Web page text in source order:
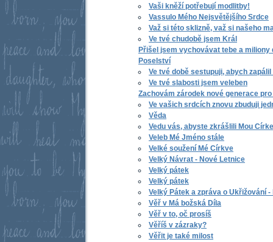
Vaši kněží potřebují modlitby!
Vassulo Mého Nejsvětějšího Srdce
Važ si této sklizně, važ si našeho
Ve tvé chudobě jsem Král
Přišel jsem vychovávat tebe a
Poselství
Ve tvé době sestupuji, abych
Ve tvé slabosti jsem veleben
Zachovám zárodek nové generace
Ve vašich srdcích znovu zbuduji
Věda
Vedu vás, abyste zkrášlili Mou
Veleb Mé Jméno stále
Velké soužení Mé Církve
Velký Návrat - Nové Letnice
Velký pátek
Velký pátek
Velký Pátek a zpráva o Ukřižování
Věř v Má božská Díla
Věř v to, oč prosíš
Věříš v zázraky?
Věřit je také milost